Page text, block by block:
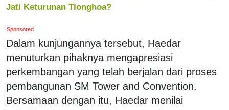
Jati Keturunan Tionghoa?
Sponsored
Dalam kunjungannya tersebut, Haedar
menuturkan pihaknya mengapresiasi
perkembangan yang telah berjalan dari proses
pembangunan SM Tower and Convention.
Bersamaan dengan itu, Haedar menilai